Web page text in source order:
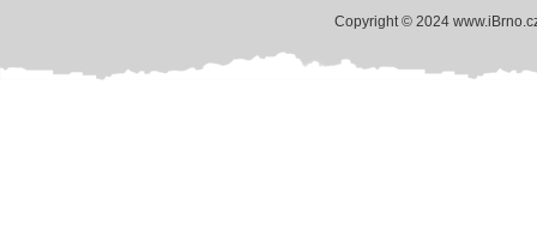
Copyright © 2024